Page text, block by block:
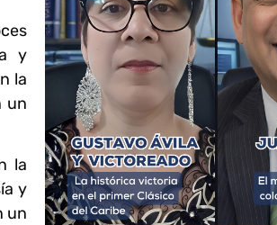
y
la
un
la
y
un